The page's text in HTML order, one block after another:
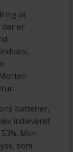
at
der er
batterier,
indleveret
Men
som